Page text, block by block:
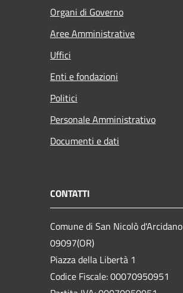
Organi di Governo
Aree Amministrative
Uffici
Enti e fondazioni
Politici
Personale Amministrativo
Documenti e dati
CONTATTI
Comune di San Nicolò d'Arcidano
09097(OR)
Piazza della Libertà 1
Codice Fiscale: 00070950951